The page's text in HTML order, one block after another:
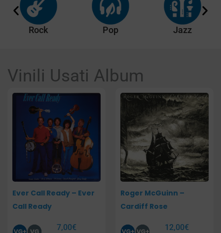
Rock Pop Jazz
Vinili Usati Album
Ever Call Ready – Ever
Call Ready
7,00€
Roger McGuinn –
Cardiff Rose
12,00€
PaginaPaginaPagina Pagina